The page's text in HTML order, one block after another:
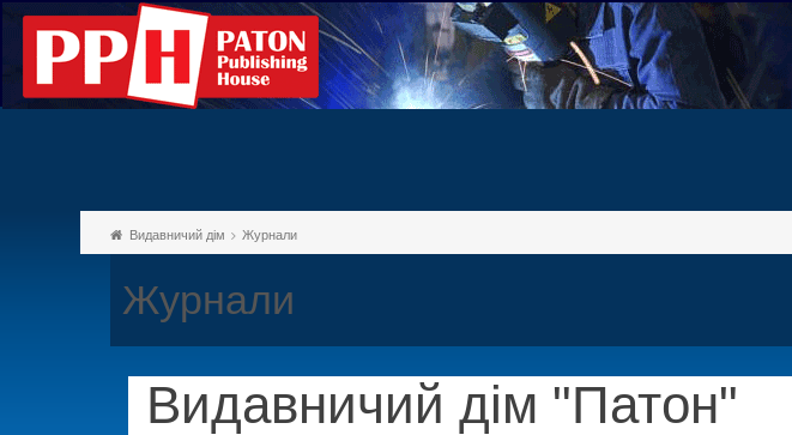
Видавничий дім Журнали
Журнали
Видавничий дім "Патон"